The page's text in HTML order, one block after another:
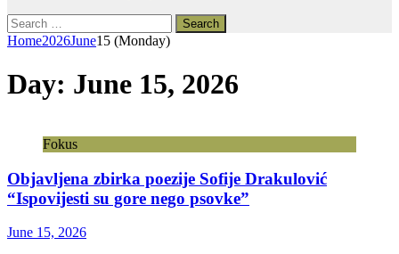
Search
for:
Home2026June15 (Monday)
Day: June 15, 2026
Fokus
Objavljena zbirka poezije Sofije Drakulović
“Ispovijesti su gore nego psovke”
June 15, 2026